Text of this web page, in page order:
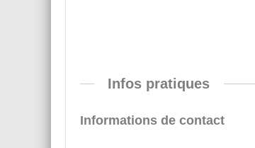
Infos pratiques
Informations de contact